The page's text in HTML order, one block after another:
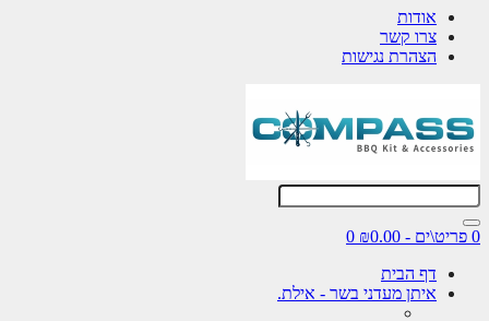
אודות
צרו קשר
הצהרת נגישות
0
דף הבית
איתן מעדני בשר - אילת.